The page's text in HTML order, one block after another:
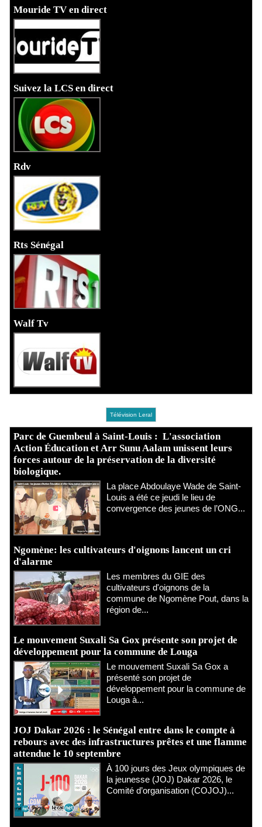
Mouride TV en direct
Suivez la LCS en direct
Rdv
Rts Sénégal
Walf Tv
Télévision Leral
Parc de Guembeul à Saint-Louis : L'association
Action Éducation et Arr Sunu Aalam unissent leurs
forces autour de la préservation de la diversité
biologique.
​La place Abdoulaye Wade de Saint-
Louis a été ce jeudi le lieu de
convergence des jeunes de l’ONG...
Ngomène: les cultivateurs d'oignons lancent un cri
d'alarme
Les membres du GIE des
cultivateurs d'oignons de la
commune de Ngomène Pout, dans la
région de...
Le mouvement Suxali Sa Gox présente son projet de
développement pour la commune de Louga
Le mouvement Suxali Sa Gox a
présenté son projet de
développement pour la commune de
Louga à...
JOJ Dakar 2026 : le Sénégal entre dans le compte à
rebours avec des infrastructures prêtes et une flamme
attendue le 10 septembre
À 100 jours des Jeux olympiques de
la jeunesse (JOJ) Dakar 2026, le
Comité d’organisation (COJOJ)...